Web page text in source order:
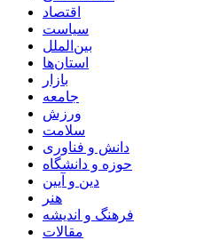
اقتصاد
سیاست
بین‌الملل
استان‌ها
بازار
جامعه
ورزش
سلامت
دانش و فناوری
حوزه و دانشگاه
دین و آیین
هنر
فرهنگ و اندیشه
مقالات